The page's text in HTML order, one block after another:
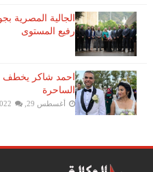
الجالية المصرية
رفيع المستوى
احمد شاكر يخطف
الساحرة
أغسطس 29, 2022